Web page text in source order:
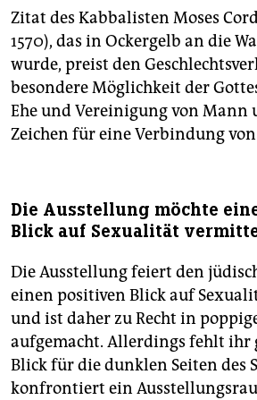
Zitat des Kabbalisten Moses
1570), das in Ockergelb an die
wurde, preist den
besondere Möglichkeit der
Ehe und Vereinigung von Mann
Zeichen für eine Verbindung von
Die Ausstellung möchte
Blick auf Sexualität
Die Ausstellung feiert den
einen positiven Blick auf
und ist daher zu Recht in
aufgemacht. Allerdings fehlt ihr
Blick für die dunklen Seiten des
konfrontiert ein